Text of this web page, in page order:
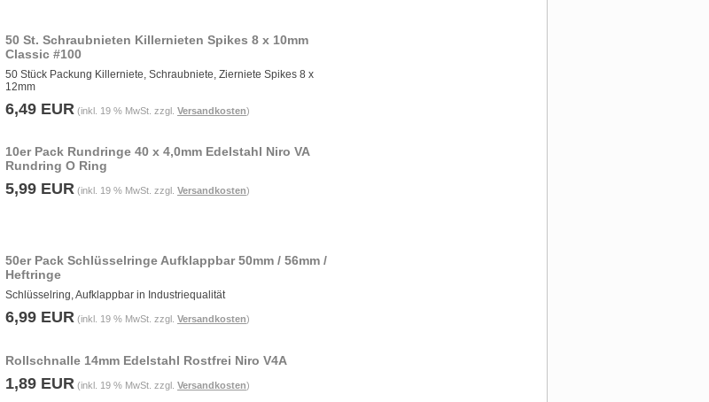
50 St. Schraubnieten Killernieten Spikes 8 x 10mm
Classic #100
50 Stück Packung Killerniete, Schraubniete, Zierniete Spikes 8 x
12mm
6,49 EUR (inkl. 19 % MwSt. zzgl. Versandkosten)
10er Pack Rundringe 40 x 4,0mm Edelstahl Niro VA
Rundring O Ring
5,99 EUR (inkl. 19 % MwSt. zzgl. Versandkosten)
50er Pack Schlüsselringe Aufklappbar 50mm / 56mm /
Heftringe
Schlüsselring, Aufklappbar in Industriequalität
6,99 EUR (inkl. 19 % MwSt. zzgl. Versandkosten)
Rollschnalle 14mm Edelstahl Rostfrei Niro V4A
1,89 EUR (inkl. 19 % MwSt. zzgl. Versandkosten)